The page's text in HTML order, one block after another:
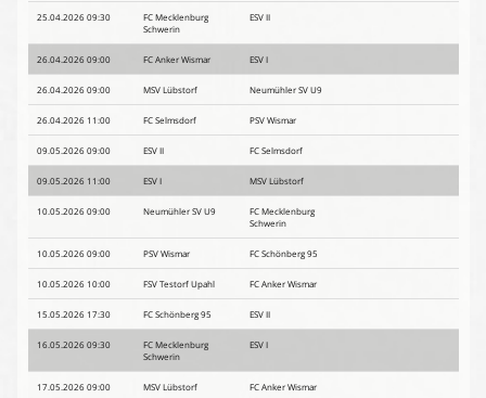
25.04.2026 09:30
FC Mecklenburg
Schwerin
ESV II
26.04.2026 09:00 FC Anker Wismar ESV I
26.04.2026 09:00 MSV Lübstorf Neumühler SV U9
26.04.2026 11:00 FC Selmsdorf PSV Wismar
09.05.2026 09:00 ESV II FC Selmsdorf
09.05.2026 11:00 ESV I MSV Lübstorf
10.05.2026 09:00 Neumühler SV U9
FC Mecklenburg
Schwerin
10.05.2026 09:00 PSV Wismar FC Schönberg 95
10.05.2026 10:00 FSV Testorf Upahl FC Anker Wismar
15.05.2026 17:30 FC Schönberg 95 ESV II
16.05.2026 09:30
FC Mecklenburg
Schwerin
ESV I
17.05.2026 09:00 MSV Lübstorf FC Anker Wismar